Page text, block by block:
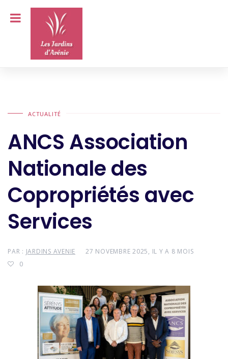
ACTUALITÉ
ANCS Association
Nationale des
Copropriétés avec
Services
PAR : JARDINS AVENIE
27 NOVEMBRE 2025, IL Y A 8 MOIS
0